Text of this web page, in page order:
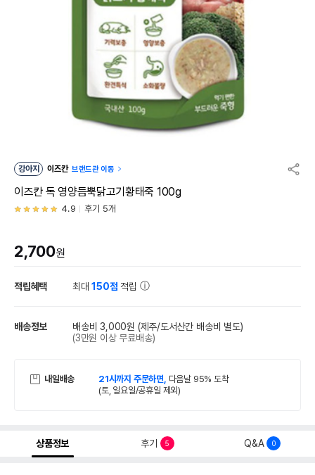
강아지 이즈칸 브랜드관 이동
이즈칸 독 영양듬뿍닭고기황태죽 100g
4.9 후기 5개
2,700원
적립혜택 최대150점 적립
배송정보 배송비 3,000원 (제주/도서산간 배송비 별도)
(3만원 이상 무료배송)
내일배송 21시까지 주문하면, 다음날 95% 도착
(토, 일요일/공휴일 제외)
상품정보 후기 5 Q&A 0